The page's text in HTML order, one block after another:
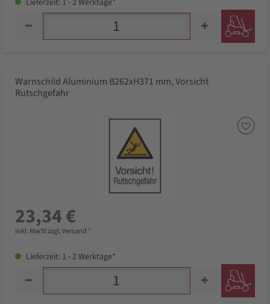
Lieferzeit: 1 - 2 Werktage*
Warnschild Aluminium B262xH371 mm, Vorsicht
Rutschgefahr
23,34 €
inkl. MwSt zzgl. Versand *
Lieferzeit: 1 - 2 Werktage*